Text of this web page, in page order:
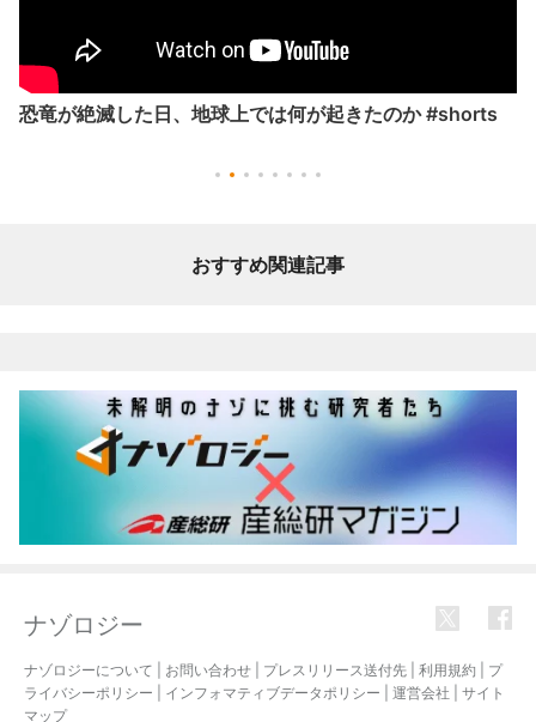
恐竜が絶滅した日、地球上では何が起きたのか #shorts
おすすめ関連記事
ナゾロジー
ナゾロジーについて お問い合わせ プレスリリース送付先 利用規約
プ
ライバシーポリシー
インフォマティブデータポリシー 運営会社
サイト
マップ